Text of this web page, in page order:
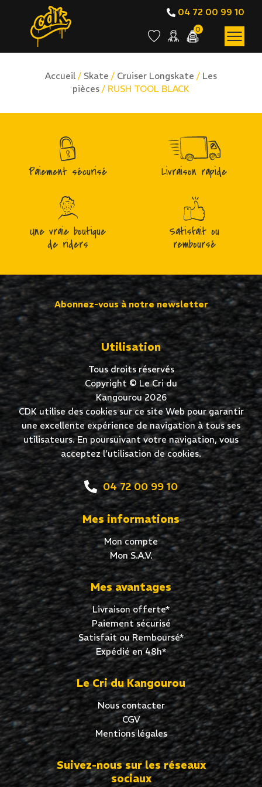
04 72 00 99 10
0
Accueil / Skate / Cruiser Longskate / Les
pièces / RUSH TOOL BLACK
Paiement sécurisé Livraison rapide
Une vraie boutique
de riders
Satisfait ou
remboursé
Abonnez-vous à notre newsletter
Utilisation
Tous droits réservés
Copyright © Le Cri du
Kangourou 2026
CDK utilise des cookies sur ce site Web pour garantir
une excellente expérience de navigation à tous ses
utilisateurs. En poursuivant votre navigation, vous
acceptez l’utilisation de cookies.
04 72 00 99 10
Mes informations
Mon compte
Mon S.A.V.
Mes avantages
Livraison offerte*
Paiement sécurisé
Satisfait ou Remboursé*
Expédié en 48h*
Le Cri du Kangourou
Nous contacter
CGV
Mentions légales
Suivez-nous sur les réseaux
sociaux